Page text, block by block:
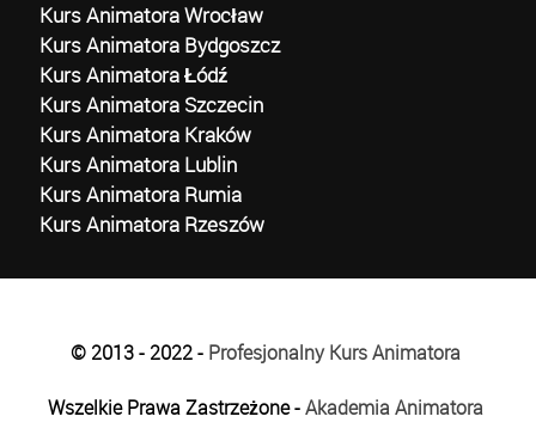
Kurs Animatora Wrocław
Kurs Animatora Bydgoszcz
Kurs Animatora Łódź
Kurs Animatora Szczecin
Kurs Animatora Kraków
Kurs Animatora Lublin
Kurs Animatora Rumia
Kurs Animatora Rzeszów
© 2013 - 2022 - Profesjonalny Kurs Animatora
Wszelkie Prawa Zastrzeżone -Akademia Animatora